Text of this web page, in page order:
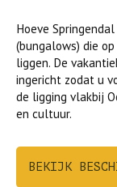
Hoeve
(bungalows) die
liggen. De
ingericht zodat u
de ligging vlakbij
en cultuur.
BEKIJK